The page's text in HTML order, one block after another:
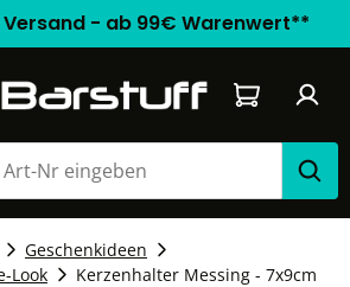
- ab 99€ Warenwert**
Warenkorb
Geschenkideen
Look
Kerzenhalter Messing - 7x9cm